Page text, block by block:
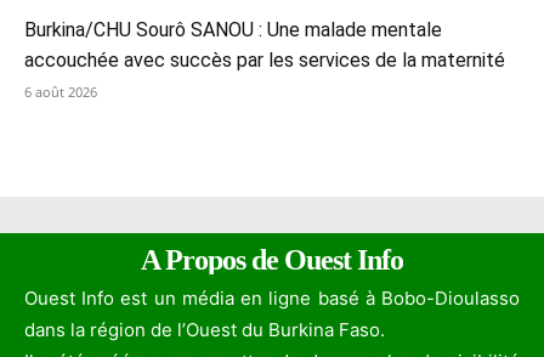
Burkina/CHU Sourô SANOU : Une malade mentale
accouchée avec succès par les services de la maternité
6 août 2026
A Propos de Ouest Info
Ouest Info est un média en ligne basé à Bobo-Dioulasso
dans la région de l’Ouest du Burkina Faso.